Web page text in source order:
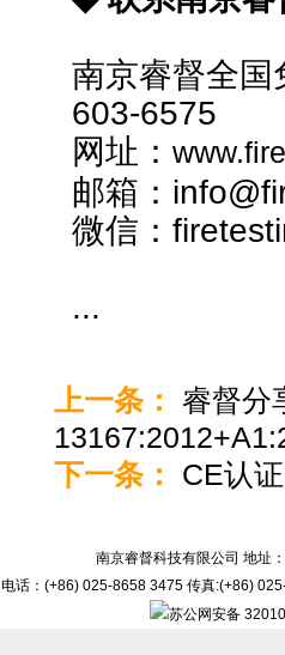
南京睿督全
603-6575
网址：
邮箱：
微信：
...
上一条：
睿督分
下一条：
CE认
南京睿督科技有限公司 地址
电话：(+86) 025-8658 3475 传真:(+86)
苏公网安备